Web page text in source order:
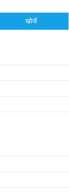
खोजें